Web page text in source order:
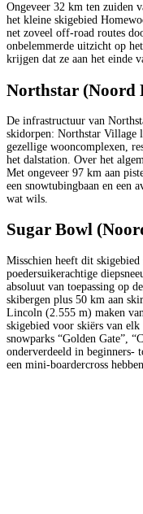
Ongeveer 32 km ten zuiden
het kleine skigebied
net zoveel off-road routes
onbelemmerde uitzicht op
krijgen dat ze aan het einde
Northstar (Noord
De infrastructuur van
skidorpen: Northstar Village
gezellige wooncomplexen,
het dalstation. Over het
Met ongeveer 97 km aan
een snowtubingbaan en een
wat wils.
Sugar Bowl
Misschien heeft dit skigebied
poedersuikerachtige
absoluut van toepassing op
skibergen plus 50 km aan
Lincoln (2.555 m) maken
skigebied voor skiërs van
snowparks “Golden Gate”,
onderverdeeld in beginners-
een mini-boardercross hebben.